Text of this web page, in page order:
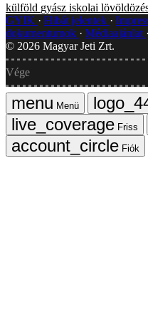
külföld gyász iskolai
GYIK
Hibát jelentek
dokumentumok
Médiaajánlat
© 2026 Magyar Jeti Zrt.
Vége
Menü
Friss
Fiók